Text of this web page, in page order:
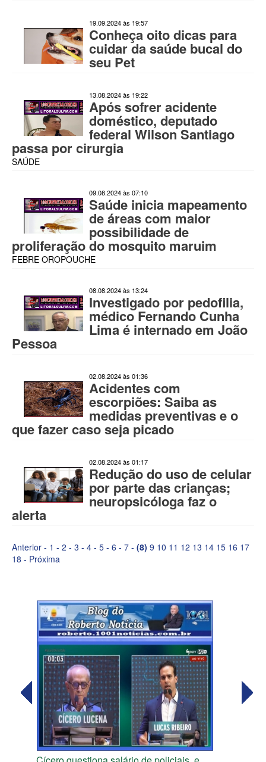
19.09.2024 às 19:57
Conheça oito dicas para
cuidar da saúde bucal do
seu Pet
13.08.2024 às 19:22
Após sofrer acidente
doméstico, deputado
federal Wilson Santiago
passa por cirurgia
SAÚDE
09.08.2024 às 07:10
Saúde inicia mapeamento
de áreas com maior
possibilidade de
proliferação do mosquito maruim
FEBRE OROPOUCHE
08.08.2024 às 13:24
Investigado por pedofilia,
médico Fernando Cunha
Lima é internado em João
Pessoa
02.08.2024 às 01:36
Acidentes com
escorpiões: Saiba as
medidas preventivas e o
que fazer caso seja picado
02.08.2024 às 01:17
Redução do uso de celular
por parte das crianças;
neuropsicóloga faz o
alerta
Anterior - 1 - 2 - 3 - 4 - 5 - 6 - 7 - (8) 9 10 11 12 13 14 15 16 17
18 - Próxima